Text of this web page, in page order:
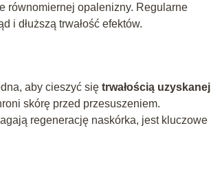
równomiernej opalenizny. Regularne
i dłuższą trwałość efektów.
aby cieszyć się trwałością uzyskanej
skórę przed przesuszeniem.
regenerację naskórka, jest kluczowe